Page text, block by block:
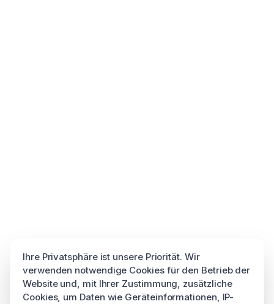
Ihre Privatsphäre ist unsere Priorität. Wir
verwenden notwendige Cookies für den Betrieb der
Website und, mit Ihrer Zustimmung, zusätzliche
Cookies, um Daten wie Geräteinformationen, IP-